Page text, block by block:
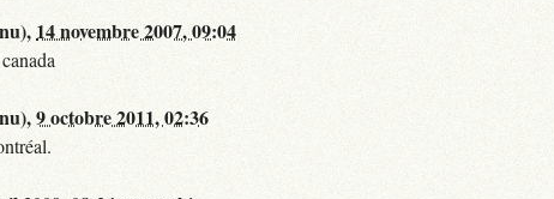
14 novembre 2007, 09:04
9 octobre 2011, 02:36